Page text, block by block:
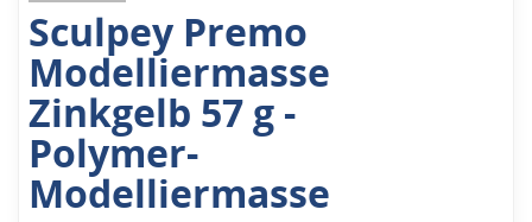
Sculpey Premo
Modelliermasse
Zinkgelb 57 g -
Polymer-
Modelliermasse